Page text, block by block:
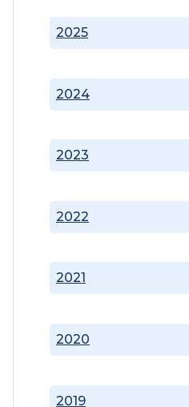
2019
2020
2021
2022
2023
2024
2025